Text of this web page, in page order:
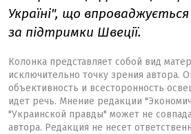
Україні", що
за підтримки Швеції.
Колонка представляет собой вид
исключительно точку зрения автора.
объективность и всесторонность
идет речь. Мнение редакции
"Украинской правды" может не
автора. Редакция не несет